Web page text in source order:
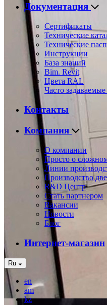
Документация
Сертификаты
Технические
Технические
Инструкции
База знаний
Bim. Revit
Цвета RAL
Часто
Контакты
Компания
О компании
Просто о
Линии
Производство
R&D Центр
Стать партнером
Вакансии
Новости
Блог
Интернет-магазин
Ru
en
am
kz